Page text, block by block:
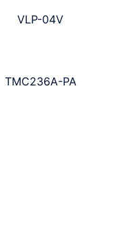
VLP-04V
TMC236A-PA